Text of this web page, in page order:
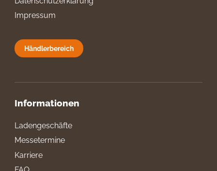
Impressum
Händlerbereich
Informationen
Ladengeschäfte
Messetermine
Karriere